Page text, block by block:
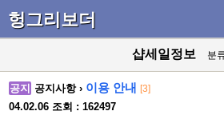
헝그리보더
샵세일정보 분
공지 공지사항 › 이용 안내 [3]
04.02.06 조회 : 162497